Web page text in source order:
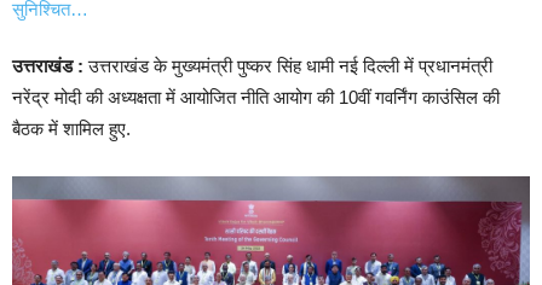
उत्तराखंड : उत्तराखंड के मुख्यमंत्री पुष्कर सिंह धामी नई दिल्ली में प्रधानमंत्री
नरेंद्र मोदी की अध्यक्षता में आयोजित नीति आयोग की 10वीं गवर्निंग काउंसिल की
बैठक में शामिल हुए.